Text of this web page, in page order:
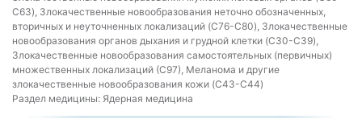
C63), Злокачественные новообразования неточно обозначенных,
вторичных и неуточненных локализаций (C76-C80), Злокачественные
новообразования органов дыхания и грудной клетки (C30-C39),
Злокачественные новообразования самостоятельных (первичных)
множественных локализаций (С97), Меланома и другие
злокачественные новообразования кожи (C43-C44)
Раздел медицины: Ядерная медицина